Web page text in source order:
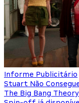
Informe Publicitário
Stuart Não
The Big Bang